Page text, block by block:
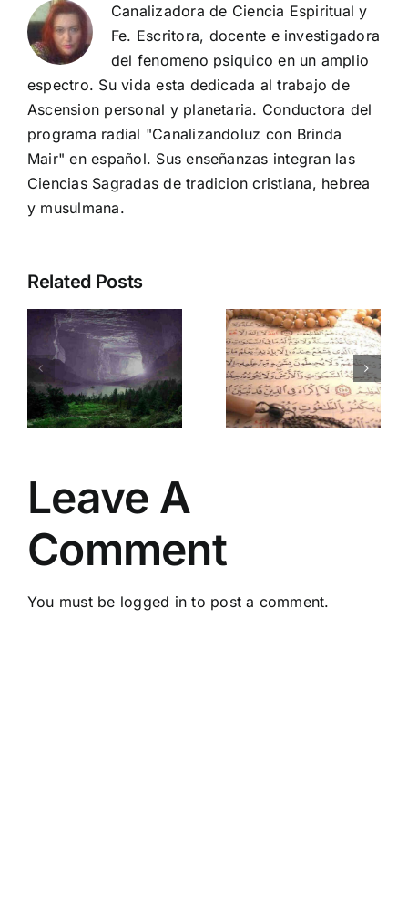
Canalizadora de Ciencia Espiritual y
Fe. Escritora, docente e investigadora
del fenomeno psiquico en un amplio
espectro. Su vida esta dedicada al trabajo de
Ascension personal y planetaria. Conductora del
programa radial "Canalizandoluz con Brinda
Mair" en español. Sus enseñanzas integran las
Ciencias Sagradas de tradicion cristiana, hebrea
y musulmana.
Related Posts
Supera
bloqueos y
conectate
con la
Divinidad:
Ciudad
en kin 1
Bajo Sitio
en kin 12:
Sana
karma
Leave A
Comment
You must be logged in to post a comment.